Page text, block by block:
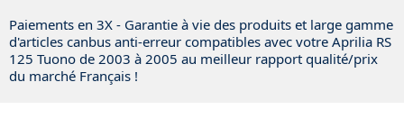
Paiements en 3X - Garantie à vie des produits et large gamme
d'articles canbus anti-erreur compatibles avec votre Aprilia RS
125 Tuono de 2003 à 2005 au meilleur rapport qualité/prix
du marché Français !